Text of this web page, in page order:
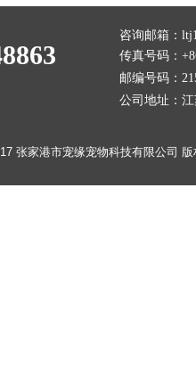
咨询邮箱：
传真号码：
邮编号码：
公司地址：
张家港市宠缘宠物科技有限公司